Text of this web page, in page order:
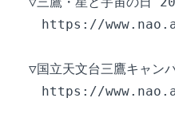
https://
▽国立天文台三鷹キャン
https://